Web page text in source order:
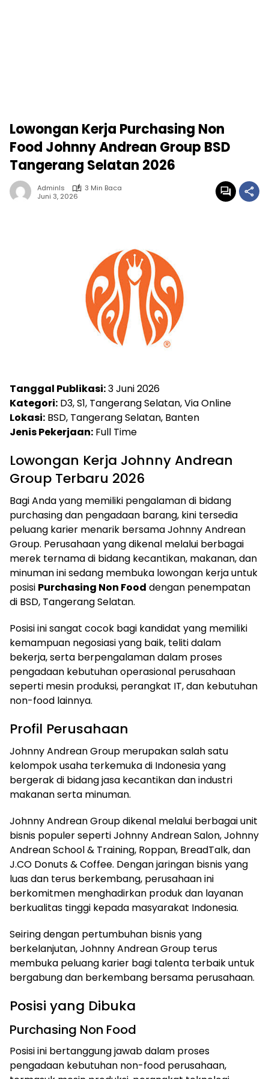
Lowongan Kerja Purchasing Non
Food Johnny Andrean Group BSD
Tangerang Selatan 2026
Adminls
3 Min Baca
Juni 3, 2026
Tanggal Publikasi:3 Juni 2026
Kategori: D3, S1, Tangerang Selatan, Via Online
Lokasi: BSD, Tangerang Selatan, Banten
Jenis Pekerjaan: Full Time
Lowongan Kerja Johnny Andrean
Group Terbaru 2026
Bagi Anda yang memiliki pengalaman di bidang
purchasing dan pengadaan barang, kini tersedia
peluang karier menarik bersama Johnny Andrean
Group. Perusahaan yang dikenal melalui berbagai
merek ternama di bidang kecantikan, makanan, dan
minuman ini sedang membuka lowongan kerja untuk
posisi Purchasing Non Food dengan penempatan
di BSD, Tangerang Selatan.
Posisi ini sangat cocok bagi kandidat yang memiliki
kemampuan negosiasi yang baik, teliti dalam
bekerja, serta berpengalaman dalam proses
pengadaan kebutuhan operasional perusahaan
seperti mesin produksi, perangkat IT, dan kebutuhan
non-food lainnya.
Profil Perusahaan
Johnny Andrean Group merupakan salah satu
kelompok usaha terkemuka di Indonesia yang
bergerak di bidang jasa kecantikan dan industri
makanan serta minuman.
Johnny Andrean Group dikenal melalui berbagai unit
bisnis populer seperti Johnny Andrean Salon, Johnny
Andrean School & Training, Roppan, BreadTalk, dan
J.CO Donuts & Coffee. Dengan jaringan bisnis yang
luas dan terus berkembang, perusahaan ini
berkomitmen menghadirkan produk dan layanan
berkualitas tinggi kepada masyarakat Indonesia.
Seiring dengan pertumbuhan bisnis yang
berkelanjutan, Johnny Andrean Group terus
membuka peluang karier bagi talenta terbaik untuk
bergabung dan berkembang bersama perusahaan.
Posisi yang Dibuka
Purchasing Non Food
Posisi ini bertanggung jawab dalam proses
pengadaan kebutuhan non-food perusahaan,